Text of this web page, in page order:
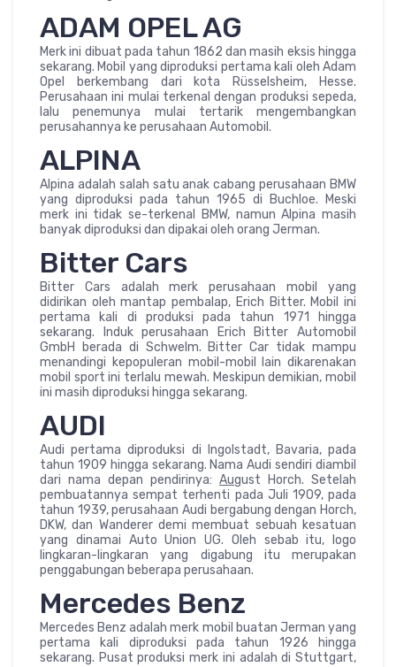
ADAM OPEL AG
Merk ini dibuat pada tahun 1862 dan masih eksis hingga
sekarang. Mobil yang diproduksi pertama kali oleh Adam
Opel berkembang dari kota Rüsselsheim, Hesse.
Perusahaan ini mulai terkenal dengan produksi sepeda,
lalu penemunya mulai tertarik mengembangkan
perusahannya ke perusahaan Automobil.
ALPINA
Alpina adalah salah satu anak cabang perusahaan BMW
yang diproduksi pada tahun 1965 di Buchloe. Meski
merk ini tidak se-terkenal BMW, namun Alpina masih
banyak diproduksi dan dipakai oleh orang Jerman.
Bitter Cars
Bitter Cars adalah merk perusahaan mobil yang
didirikan oleh mantap pembalap, Erich Bitter. Mobil ini
pertama kali di produksi pada tahun 1971 hingga
sekarang. Induk perusahaan Erich Bitter Automobil
GmbH berada di Schwelm. Bitter Car tidak mampu
menandingi kepopuleran mobil-mobil lain dikarenakan
mobil sport ini terlalu mewah. Meskipun demikian, mobil
ini masih diproduksi hingga sekarang.
AUDI
Audi pertama diproduksi di Ingolstadt, Bavaria, pada
tahun 1909 hingga sekarang. Nama Audi sendiri diambil
dari nama depan pendirinya: August Horch. Setelah
pembuatannya sempat terhenti pada Juli 1909, pada
tahun 1939, perusahaan Audi bergabung dengan Horch,
DKW, dan Wanderer demi membuat sebuah kesatuan
yang dinamai Auto Union UG. Oleh sebab itu, logo
lingkaran-lingkaran yang digabung itu merupakan
penggabungan beberapa perusahaan.
Mercedes Benz
Mercedes Benz adalah merk mobil buatan Jerman yang
pertama kali diproduksi pada tahun 1926 hingga
sekarang. Pusat produksi merk ini adalah di Stuttgart,